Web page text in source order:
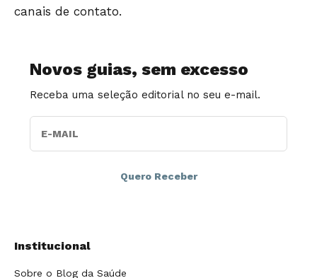
canais de contato.
Novos guias, sem excesso
Receba uma seleção editorial no seu e-mail.
Institucional
Sobre o Blog da Saúde